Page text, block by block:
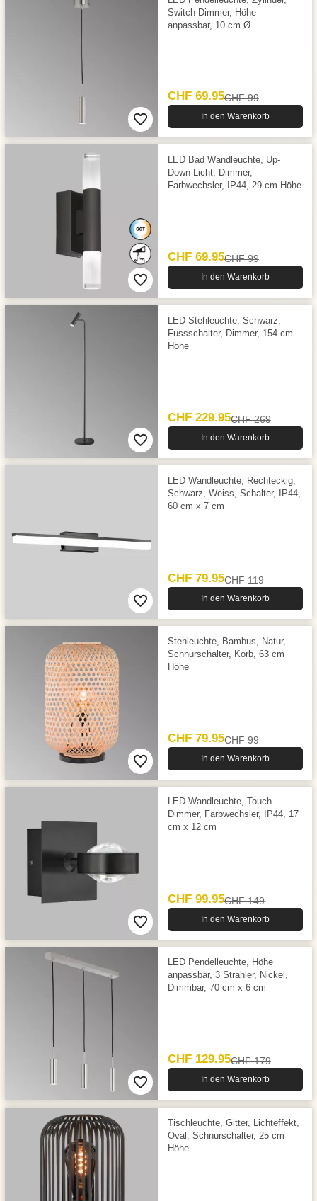
Switch Dimmer, Höhe
anpassbar, 10 cm Ø
CHF 69.95CHF 99
In den Warenkorb
LED Bad Wandleuchte, Up-
Down-Licht, Dimmer,
Farbwechsler, IP44, 29 cm Höhe
CHF 69.95CHF 99
In den Warenkorb
LED Stehleuchte, Schwarz,
Fussschalter, Dimmer, 154 cm
Höhe
CHF 229.95CHF 269
In den Warenkorb
LED Wandleuchte, Rechteckig,
Schwarz, Weiss, Schalter, IP44,
60 cm x 7 cm
CHF 79.95CHF 119
In den Warenkorb
Stehleuchte, Bambus, Natur,
Schnurschalter, Korb, 63 cm
Höhe
CHF 79.95CHF 99
In den Warenkorb
LED Wandleuchte, Touch
Dimmer, Farbwechsler, IP44, 17
cm x 12 cm
CHF 99.95CHF 149
In den Warenkorb
LED Pendelleuchte, Höhe
anpassbar, 3 Strahler, Nickel,
Dimmbar, 70 cm x 6 cm
CHF 129.95CHF 179
In den Warenkorb
Tischleuchte, Gitter, Lichteffekt,
Oval, Schnurschalter, 25 cm
Höhe